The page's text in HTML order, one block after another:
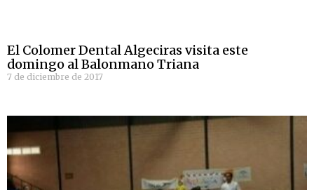
El Colomer Dental Algeciras visita este
domingo al Balonmano Triana
7 de diciembre de 2017